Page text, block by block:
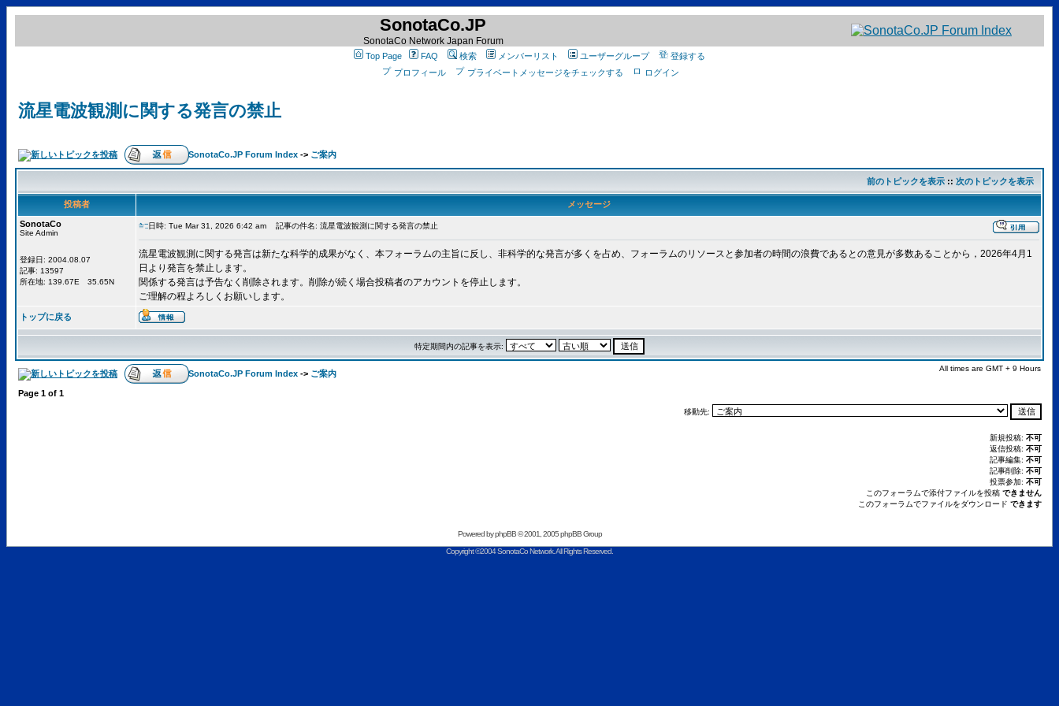
SonotaCo.JP
SonotaCo Network Japan Forum
Top Page FAQ 検索 メンバーリスト ユーザーグループ
登録する
プロフィール
プライベートメッセージをチェックする ログイン
流星電波観測に関する発言の禁止
SonotaCo.JP Forum Index -> ご案内
前のトピックを表示 :: 次のトピックを表示
投稿者 メッセージ
SonotaCo
Site Admin
登録日: 2004.08.07
記事: 13597
所在地: 139.67E 35.65N
日時: Tue Mar 31, 2026 6:42 am 記事の件名: 流星電波観測に関する発言の禁止
流星電波観測に関する発言は新たな科学的成果がなく、本フォーラムの主旨に反し、非科学的な発言が多くを占め、フォーラムのリソースと参加者の時間の浪費であるとの意見が多数あることから，2026年4月1
日より発言を禁止します。
関係する発言は予告なく削除されます。削除が続く場合投稿者のアカウントを停止します。
ご理解の程よろしくお願いします。
トップに戻る
特定期間内の記事を表示:
SonotaCo.JP Forum Index -> ご案内
All times are GMT + 9 Hours
Page 1 of 1
移動先:
新規投稿: 不可
返信投稿: 不可
記事編集: 不可
記事削除: 不可
投票参加: 不可
このフォーラムで添付ファイルを投稿 できません
このフォーラムでファイルをダウンロード できます
Powered byphpBB© 2001, 2005 phpBB Group
Copyright ©2004 SonotaCo Network. All Rights Reserved.